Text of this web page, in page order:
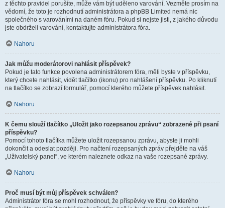
z těchto pravidel porušíte, může vám být uděleno varování. Vezměte prosím na
vědomí, že toto je rozhodnutí administrátora a phpBB Limited nemá nic
společného s varováními na daném fóru. Pokud si nejste jisti, z jakého důvodu
jste obdrželi varování, kontaktujte administrátora fóra.
Nahoru
Jak můžu moderátorovi nahlásit příspěvek?
Pokud je tato funkce povolena administrátorem fóra, měli byste v příspěvku,
který chcete nahlásit, vidět tlačítko (ikonu) pro nahlášení příspěvku. Po kliknutí
na tlačítko se zobrazí formulář, pomocí kterého můžete příspěvek nahlásit.
Nahoru
K čemu slouží tlačítko „Uložit jako rozepsanou zprávu“ zobrazené při psaní
příspěvku?
Pomocí tohoto tlačítka můžete uložit rozepsanou zprávu, abyste ji mohli
dokončit a odeslat později. Pro načtení rozepsaných zpráv přejděte na váš
„Uživatelský panel“, ve kterém naleznete odkaz na vaše rozepsané zprávy.
Nahoru
Proč musí být můj příspěvek schválen?
Administrátor fóra se mohl rozhodnout, že příspěvky ve fóru, do kterého